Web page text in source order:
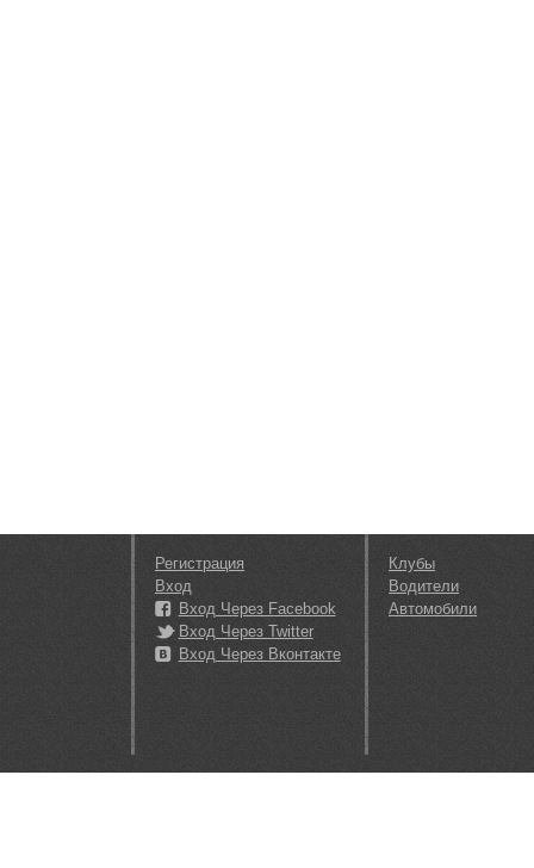
Регистрация
Вход
Вход Через Facebook
Вход Через Twitter
Вход Через Вконтакте
Клубы
Водители
Автомобили